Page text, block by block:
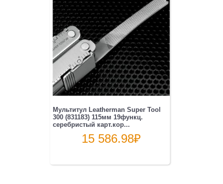
Мультитул Leatherman Super Tool
300 (831183) 115мм 19функц.
серебристый карт.кор...
15 586.98₽